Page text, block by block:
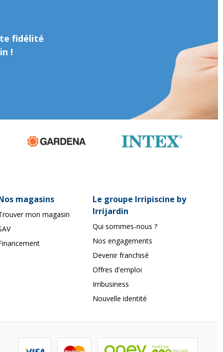
fidélité
!
magasins
mon magasin
Le groupe Irripiscine by
Irrijardin
Qui sommes-nous ?
Nos engagements
Devenir franchisé
Offres d'emploi
Irribusiness
Nouvelle identité